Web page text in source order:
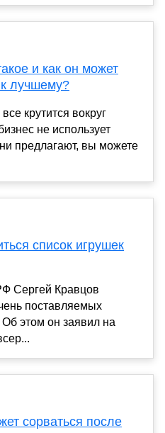
и как он может
лучшему?
крутится вокруг
не использует
предлагают, вы можете
список игрушек
Сергей Кравцов
поставляемых
этом он заявил на
сорваться после